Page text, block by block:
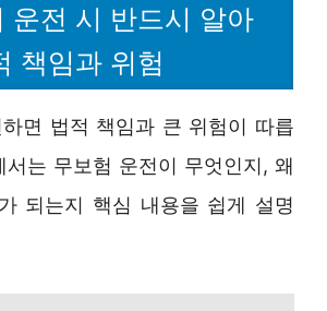
운전 시 반드시 알아
책임과 위험
면 법적 책임과 큰 위험이 따릅
서는 무보험 운전이 무엇인지, 왜
되는지 핵심 내용을 쉽게 설명